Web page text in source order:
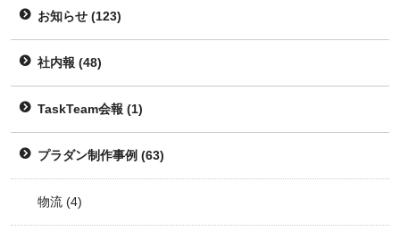
お知らせ (123)
社内報 (48)
TaskTeam会報 (1)
プラダン制作事例 (63)
物流 (4)